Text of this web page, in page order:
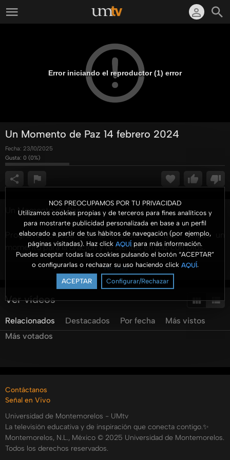
NOS PREOCUPAMOS POR TU PRIVACIDAD
Utilizamos cookies propias y de terceros para fines analíticos y
para mostrarte publicidad personalizada en base a un perfil
elaborado a partir de tus hábitos de navegación (por ejemplo,
páginas visitadas). Haz click AQUÍ para más información.
Puedes aceptar todas las cookies pulsando el botón “ACEPTAR”
o configurarlas o rechazar su uso haciendo click AQUÍ.
ACEPTAR Configurar/Rechazar
Error iniciando el reproductor (1) error
Un Momento de Paz 14 febrero 2024
Fecha: 23/10/2025
Gusta: 0 (0%)
Un Momento de Paz
Programa creado con la finalidad de que tengas un
momento para la oración y te sientas en paz con Dios.
El Ptr. Esteban Quiyono, junto a sus invitados, nos muestra
cómo ellos han sido guiados por medio de la oración.
ha pasado por varias situaciones en las que la oración le
ayudó a estar en calma, cuando su vida peligraba, otras
para tener un Momento de Paz por el canal 82.7 Destel y
Categorías:
Tags:
Ver más
Ver vídeos
Relacionados Destacados Por fecha
Más vistos
Más votados
Contáctanos
Señal en Vivo
Universidad de Montemorelos - UMtv
La televisión educativa y de inspiración que conecta contigo.✨
Montemorelos, N.L., México © 2025 Universidad de Montemorelos.
Todos los derechos reservados.